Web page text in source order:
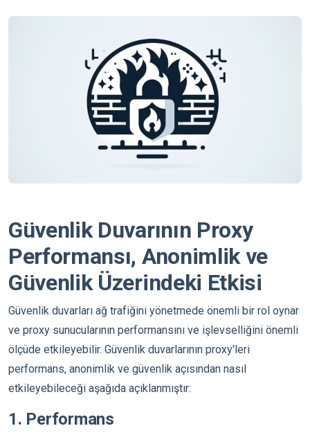
Güvenlik Duvarının Proxy
Performansı, Anonimlik ve
Güvenlik Üzerindeki Etkisi
Güvenlik duvarları ağ trafiğini yönetmede önemli bir rol oynar
ve proxy sunucularının performansını ve işlevselliğini önemli
ölçüde etkileyebilir. Güvenlik duvarlarının proxy'leri
performans, anonimlik ve güvenlik açısından nasıl
etkileyebileceği aşağıda açıklanmıştır:
1. Performans